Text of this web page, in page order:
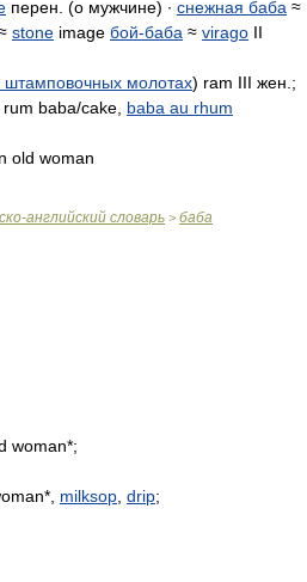
перен. (о мужчине) ∙ снежная баба ≈
stone image бой-баба ≈ virago II
штамповочных молотах) ram III жен.;
rum baba/cake, baba au rhum
old woman
английский словарь > баба
woman*;
milksop drip;